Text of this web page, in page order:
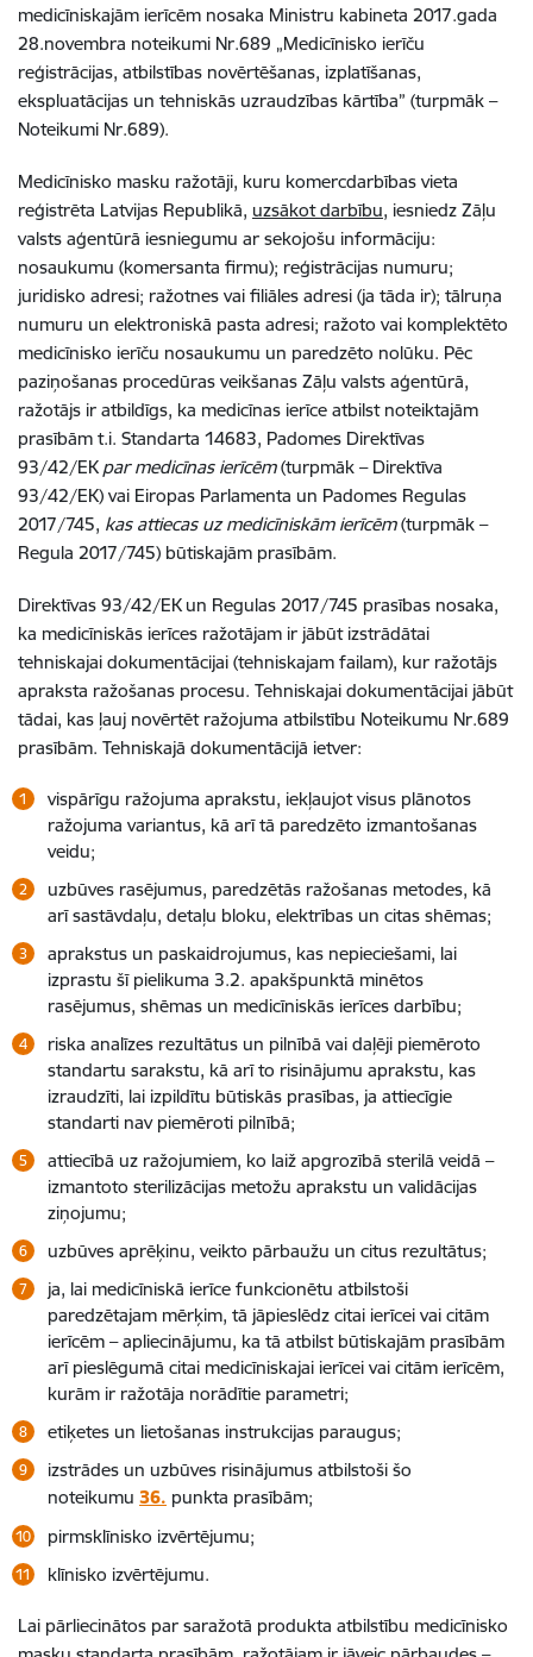
medicīniskajām ierīcēm nosaka Ministru kabineta 2017.gada
28.novembra noteikumi Nr.689 „Medicīnisko ierīču
reģistrācijas, atbilstības novērtēšanas, izplatīšanas,
ekspluatācijas un tehniskās uzraudzības kārtība” (turpmāk –
Noteikumi Nr.689).
Medicīnisko masku ražotāji, kuru komercdarbības vieta
reģistrēta Latvijas Republikā, uzsākot darbību, iesniedz Zāļu
valsts aģentūrā iesniegumu ar sekojošu informāciju:
nosaukumu (komersanta firmu); reģistrācijas numuru;
juridisko adresi; ražotnes vai filiāles adresi (ja tāda ir); tālruņa
numuru un elektroniskā pasta adresi; ražoto vai komplektēto
medicīnisko ierīču nosaukumu un paredzēto nolūku. Pēc
paziņošanas procedūras veikšanas Zāļu valsts aģentūrā,
ražotājs ir atbildīgs, ka medicīnas ierīce atbilst noteiktajām
prasībām t.i. Standarta 14683, Padomes Direktīvas
93/42/EK par medicīnas ierīcēm(turpmāk – Direktīva
93/42/EK) vai Eiropas Parlamenta un Padomes Regulas
2017/745, kas attiecas uz medicīniskām ierīcēm(turpmāk –
Regula 2017/745) būtiskajām prasībām.
Direktīvas 93/42/EK un Regulas 2017/745 prasības nosaka,
ka medicīniskās ierīces ražotājam ir jābūt izstrādātai
tehniskajai dokumentācijai (tehniskajam failam), kur ražotājs
apraksta ražošanas procesu. Tehniskajai dokumentācijai jābūt
tādai, kas ļauj novērtēt ražojuma atbilstību Noteikumu Nr.689
prasībām. Tehniskajā dokumentācijā ietver:
vispārīgu ražojuma aprakstu, iekļaujot visus plānotos
ražojuma variantus, kā arī tā paredzēto izmantošanas
veidu;
uzbūves rasējumus, paredzētās ražošanas metodes, kā
arī sastāvdaļu, detaļu bloku, elektrības un citas shēmas;
aprakstus un paskaidrojumus, kas nepieciešami, lai
izprastu šī pielikuma 3.2. apakšpunktā minētos
rasējumus, shēmas un medicīniskās ierīces darbību;
riska analīzes rezultātus un pilnībā vai daļēji piemēroto
standartu sarakstu, kā arī to risinājumu aprakstu, kas
izraudzīti, lai izpildītu būtiskās prasības, ja attiecīgie
standarti nav piemēroti pilnībā;
attiecībā uz ražojumiem, ko laiž apgrozībā sterilā veidā –
izmantoto sterilizācijas metožu aprakstu un validācijas
ziņojumu;
uzbūves aprēķinu, veikto pārbaužu un citus rezultātus;
ja, lai medicīniskā ierīce funkcionētu atbilstoši
paredzētajam mērķim, tā jāpieslēdz citai ierīcei vai citām
ierīcēm – apliecinājumu, ka tā atbilst būtiskajām prasībām
arī pieslēgumā citai medicīniskajai ierīcei vai citām ierīcēm,
kurām ir ražotāja norādītie parametri;
etiķetes un lietošanas instrukcijas paraugus;
izstrādes un uzbūves risinājumus atbilstoši šo
noteikumu 36. punkta prasībām;
pirmsklīnisko izvērtējumu;
klīnisko izvērtējumu.
Lai pārliecinātos par saražotā produkta atbilstību medicīnisko